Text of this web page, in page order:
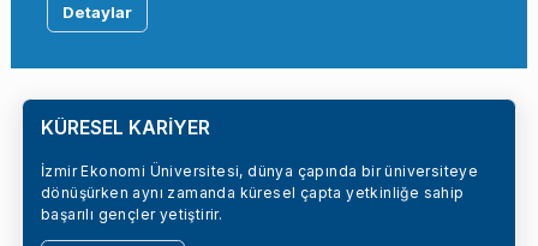
Detaylar
KÜRESEL KARİYER
İzmir Ekonomi Üniversitesi, dünya çapında bir üniversiteye
dönüşürken aynı zamanda küresel çapta yetkinliğe sahip
başarılı gençler yetiştirir.